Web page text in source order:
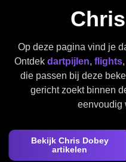
Op deze pagina vind je
Ontdek dartpijlen, flights,
die passen bij deze
gericht zoekt binnen
eenvoudig
Bekijk Chris Dobey
artikelen